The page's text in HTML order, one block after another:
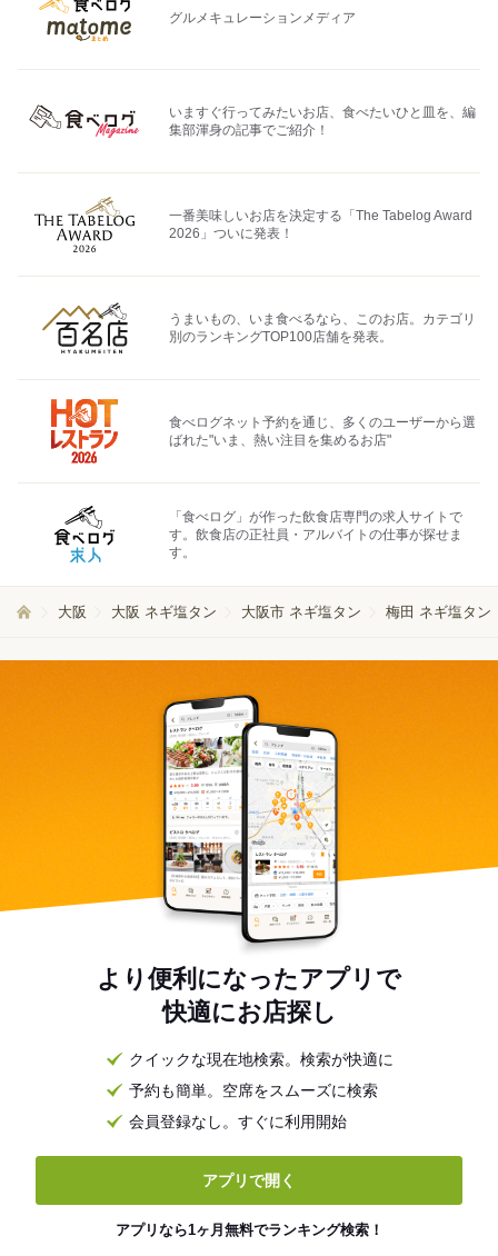
グルメキュレーションメディア
いますぐ行ってみたいお店、食べたいひと皿を、編
集部渾身の記事でご紹介！
一番美味しいお店を決定する「The Tabelog Award
2026」ついに発表！
うまいもの、いま食べるなら、このお店。カテゴリ
別のランキングTOP100店舗を発表。
食べログネット予約を通じ、多くのユーザーから選
ばれた"いま、熱い注目を集めるお店"
「食べログ」が作った飲食店専門の求人サイトで
す。飲食店の正社員・アルバイトの仕事が探せま
す。
大阪 大阪 ネギ塩タン 大阪市 ネギ塩タン 梅田 ネギ塩タン
より便利になったアプリで
快適にお店探し
クイックな現在地検索。検索が快適に
予約も簡単。空席をスムーズに検索
会員登録なし。すぐに利用開始
アプリで開く
アプリなら1ヶ月無料でランキング検索！